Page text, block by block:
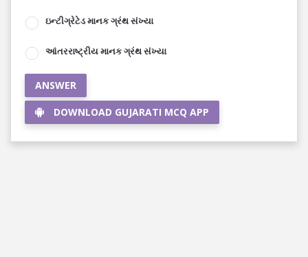
ઇન્ટીગ્રેટેડ માનક ગ્રંથ સંખ્યા
આંતરરાષ્ટ્રીય માનક ગ્રંથ સંખ્યા
ANSWER
DOWNLOAD GUJARATI MCQ APP